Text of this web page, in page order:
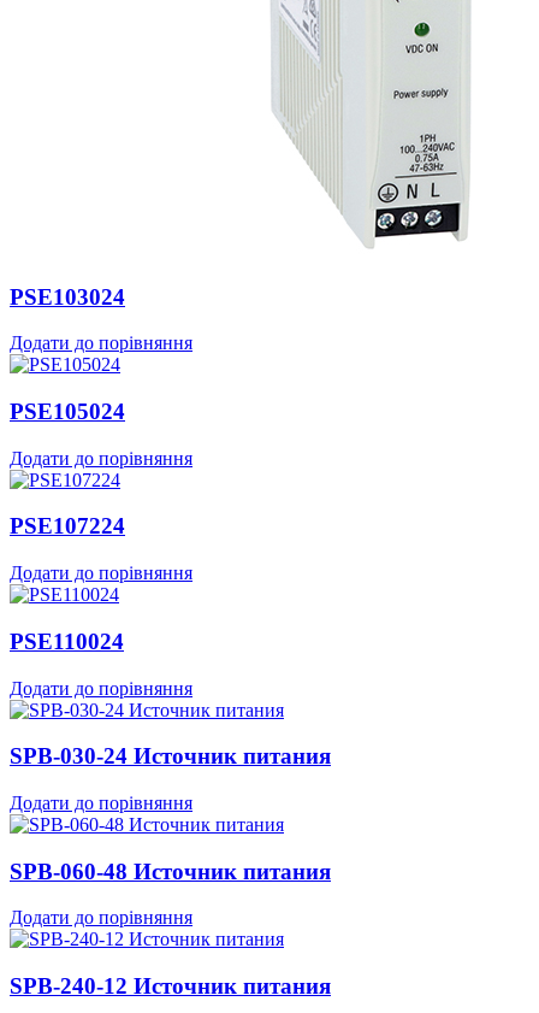
PSE103024
Додати до порівняння
PSE105024
Додати до порівняння
PSE107224
Додати до порівняння
PSE110024
Додати до порівняння
SPB-030-24 Источник питания
Додати до порівняння
SPB-060-48 Источник питания
Додати до порівняння
SPB-240-12 Источник питания